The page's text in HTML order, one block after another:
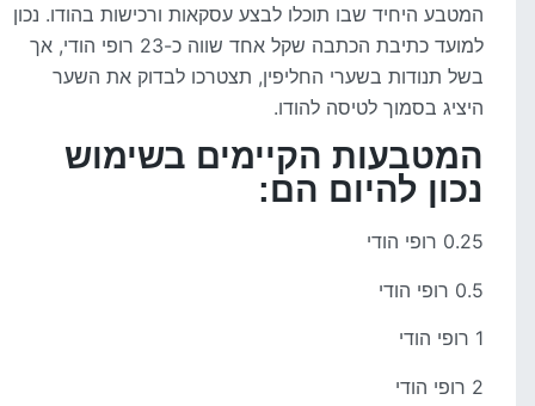
המטבע היחיד שבו תוכלו לבצע עסקאות ורכישות בהודו. נכון
למועד כתיבת הכתבה שקל אחד שווה כ-23 רופי הודי, אך
בשל תנודות בשערי החליפין, תצטרכו לבדוק את השער
היציג בסמוך לטיסה להודו.
המטבעות הקיימים בשימוש
נכון להיום הם:
0.25 רופי הודי
0.5 רופי הודי